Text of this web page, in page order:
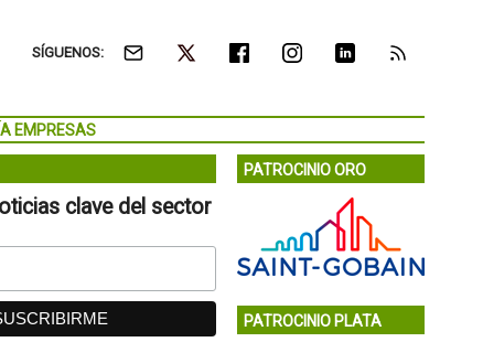
SÍGUENOS:
EMPRESAS
clave del sector
PATROCINIO ORO
PATROCINIO PLATA